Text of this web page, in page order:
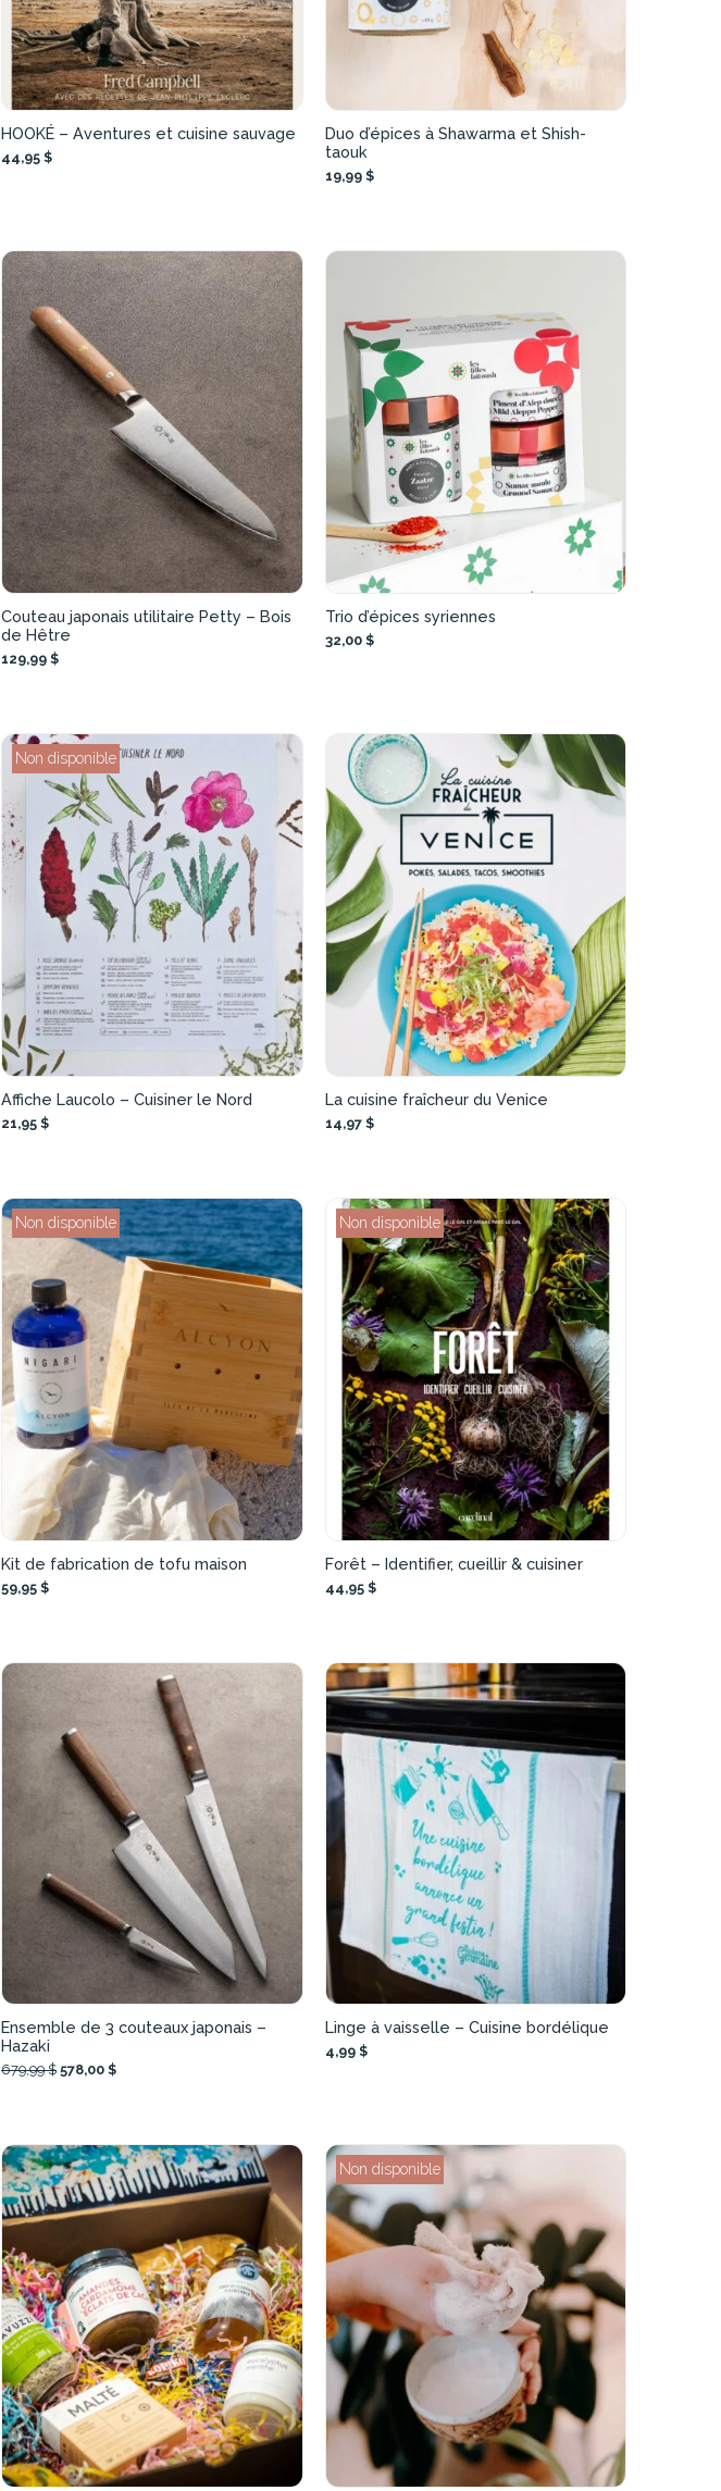
HOOKÉ – Aventures et cuisine sauvage
44,95 $
Duo d’épices à Shawarma et Shish-
taouk
19,99 $
Couteau japonais utilitaire Petty – Bois
de Hêtre
129,99 $
Trio d’épices syriennes
32,00 $
Non disponible
Affiche Laucolo – Cuisiner le Nord
21,95 $
La cuisine fraîcheur du Venice
14,97 $
Non disponible
Kit de fabrication de tofu maison
59,95 $
Non disponible
Forêt – Identifier, cueillir & cuisiner
44,95 $
Ensemble de 3 couteaux japonais –
Hazaki
679,99 $ 578,00 $
Linge à vaisselle – Cuisine bordélique
4,99 $
Non disponible